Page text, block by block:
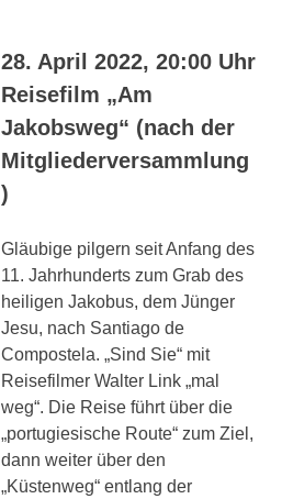
28. April 2022, 20:00 Uhr
Reisefilm „Am
Jakobsweg“ (nach der
Mitgliederversammlung
)
Gläubige pilgern seit Anfang des
11. Jahrhunderts zum Grab des
heiligen Jakobus, dem Jünger
Jesu, nach Santiago de
Compostela. „Sind Sie“ mit
Reisefilmer Walter Link „mal
weg“. Die Reise führt über die
„portugiesische Route“ zum Ziel,
dann weiter über den
„Küstenweg“ entlang der